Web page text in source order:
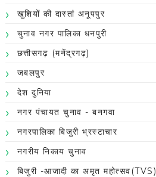
खुशियों की दास्तां अनूपपुर
चुनाव नगर पालिका धनपुरी
छत्तीसगढ़ (मनेंद्रगढ़)
जबलपुर
देश दुनिया
नगर पंचायत चुनाव - बनगवा
नगरपालिका बिजुरी भ्रस्टाचार
नगरीय निकाय चुनाव
बिजुरी -आजादी का अमृत महोत्सव(TVS)